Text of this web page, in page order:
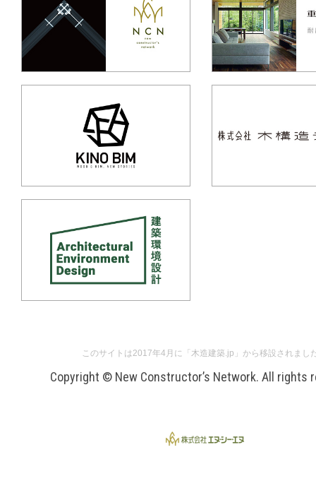
このサイトは2017年4月に「木造建築.jp」から移設されまし
Copyright © New Constructor’s Network. All rights